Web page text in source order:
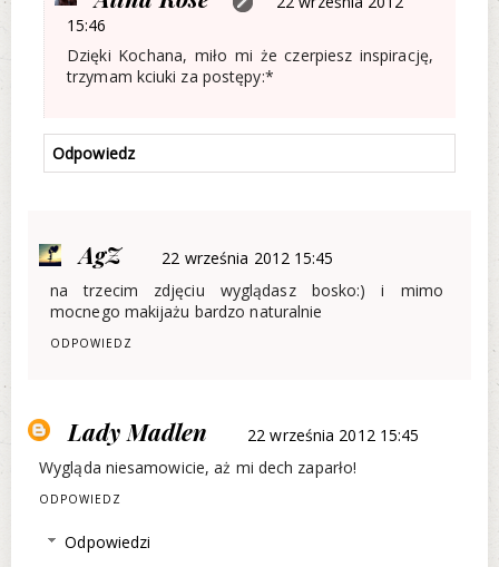
15:46
Dzięki Kochana, miło mi że czerpiesz inspirację,
trzymam kciuki za postępy:*
Odpowiedz
AgZ
22 września 2012 15:45
na trzecim zdjęciu wyglądasz bosko:) i mimo
mocnego makijażu bardzo naturalnie
ODPOWIEDZ
Lady Madlen
22 września 2012 15:45
Wygląda niesamowicie, aż mi dech zaparło!
ODPOWIEDZ
Odpowiedzi